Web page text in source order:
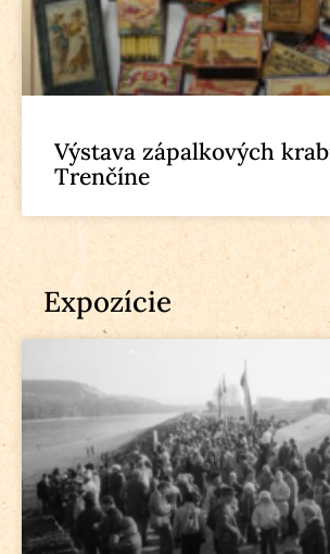
Výstava zápalkových
Trenčíne
Expozície